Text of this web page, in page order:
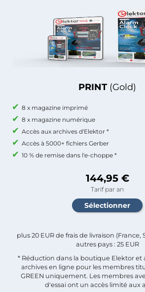
PRINT (Gold)
8 x magazine imprimé
8 x magazine numérique
Accès aux archives d'Elektor *
Accès à 5000+ fichiers Gerber
10 % de remise dans l'e-choppe *
144,95 €
Tarif par an
plus 20 EUR de frais de livraison (France,
autres pays : 25 EUR
* Réduction dans la boutique Elektor et
archives en ligne pour les membres
GREEN uniquement. Les membres
d'essai ont un accès limité aux